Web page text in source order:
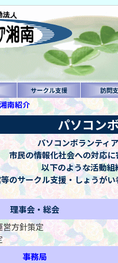
サークル支援 訪問
南紹介
パソコン
パソコンボランティ
市民の情報化社会への対応
以下のような活動
のサークル支援・しょうが
理事会・総会
方針策定
事務局